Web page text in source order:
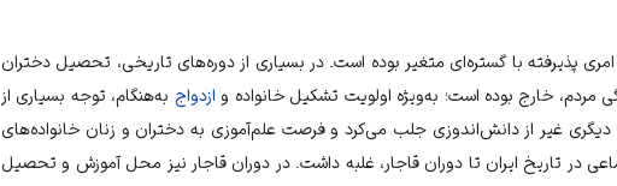
پذیرفته با گستره‌ای متغیر بوده است. در بسیاری از دوره‌های تاریخی، تحصیل دختران
مردم، خارج بوده است؛ به‌ویژه اولویت تشکیل خانواده و ازدواج به‌هنگام، توجه بسیاری از
غیر از دانش‌اندوزی جلب می‌کرد و فرصت علم‌آموزی به دختران و زنان خانواده‌های
در تاریخ ایران تا دوران قاجار، غلبه داشت. در دوران قاجار نیز محل آموزش و تحصیل